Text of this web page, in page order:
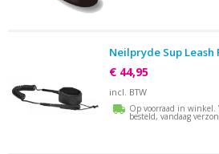
Neilpryde Sup Leash
€ 44,95
incl. BTW
Op voorraad in winkel.
besteld, vandaag